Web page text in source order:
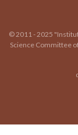
© 2011 - 2025
Science Committee